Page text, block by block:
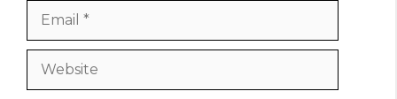
Website